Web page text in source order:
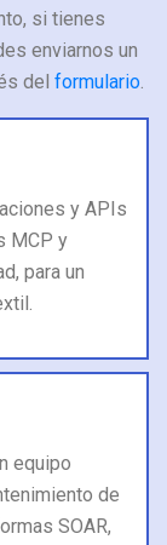
si tienes
enviarnos un
del formulario.
y APIs
MCP y
para un
equipo
de
SOAR,